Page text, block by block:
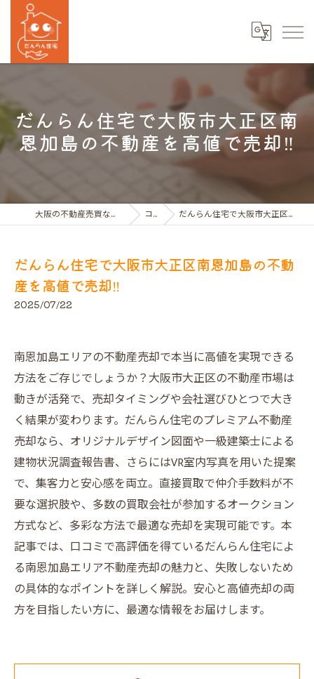
だんらん住宅で大阪市大正区南
恩加島の不動産を高値で売却‼
大阪の不動産売買ならだんらん住宅株式会社 コラム だんらん住宅で大阪市大正区南恩加島の不動産を高値で売却‼
だんらん住宅で大阪市大正区南恩加島の不動
産を高値で売却‼
2025/07/22
南恩加島エリアの不動産売却で本当に高値を実現できる
方法をご存じでしょうか？大阪市大正区の不動産市場は
動きが活発で、売却タイミングや会社選びひとつで大き
く結果が変わります。だんらん住宅のプレミアム不動産
売却なら、オリジナルデザイン図面や一級建築士による
建物状況調査報告書、さらにはVR室内写真を用いた提案
で、集客力と安心感を両立。直接買取で仲介手数料が不
要な選択肢や、多数の買取会社が参加するオークション
方式など、多彩な方法で最適な売却を実現可能です。本
記事では、口コミで高評価を得ているだんらん住宅によ
る南恩加島エリア不動産売却の魅力と、失敗しないため
の具体的なポイントを詳しく解説。安心と高値売却の両
方を目指したい方に、最適な情報をお届けします。